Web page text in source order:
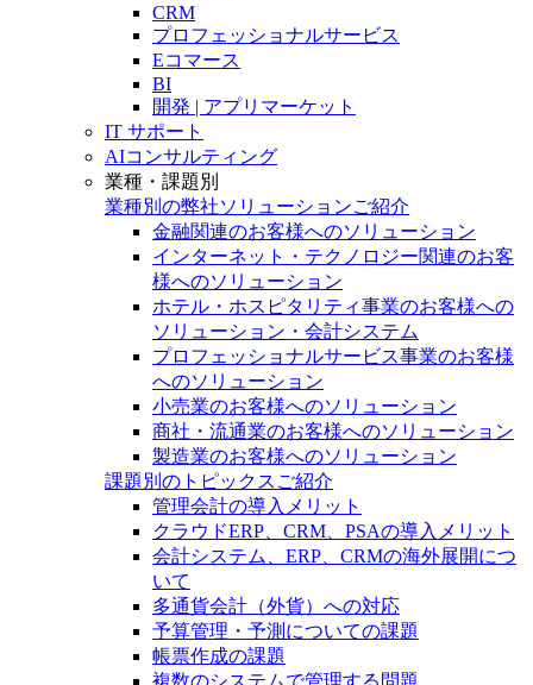
CRM
プロフェッショナルサービス
Eコマース
BI
開発 | アプリマーケット
IT サポート
AIコンサルティング
業種・課題別
業種別の弊社ソリューションご紹介
金融関連のお客様へのソリューション
インターネット・テクノロジー関連のお客
様へのソリューション
ホテル・ホスピタリティ事業のお客様への
ソリューション・会計システム
プロフェッショナルサービス事業のお客様
へのソリューション
小売業のお客様へのソリューション
商社・流通業のお客様へのソリューション
製造業のお客様へのソリューション
課題別のトピックスご紹介
管理会計の導入メリット
クラウドERP、CRM、PSAの導入メリット
会計システム、ERP、CRMの海外展開につ
いて
多通貨会計（外貨）への対応
予算管理・予測についての課題
帳票作成の課題
複数のシステムで管理する問題